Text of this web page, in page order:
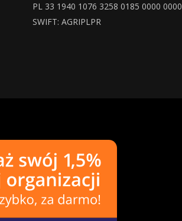
PL 33 1940 1076 3258 0185 0000 0000
SWIFT: AGRIPLPR